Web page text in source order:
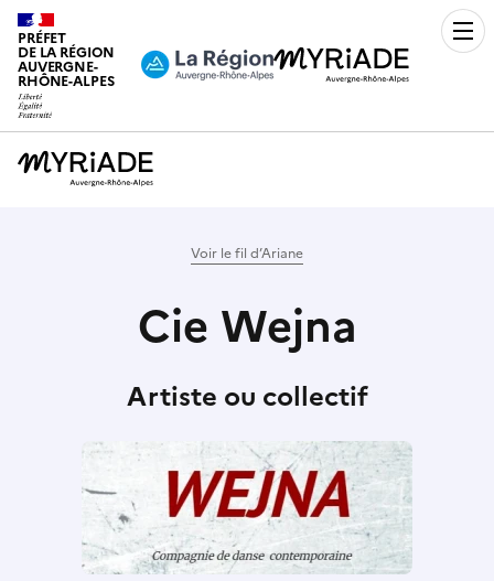
PRÉFET
DE LA RÉGION
AUVERGNE-
RHÔNE-ALPES
Voir le fil d’Ariane
Cie Wejna
Artiste ou collectif